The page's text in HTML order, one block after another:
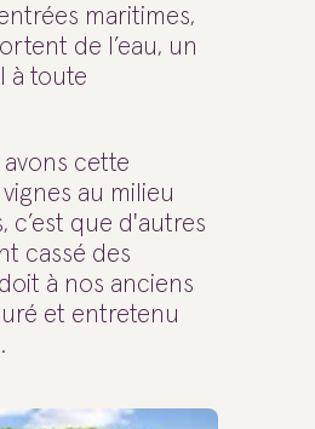
maritimes,
de l’eau, un
à toute
avons cette
au milieu
c’est que d'autres
cassé des
à nos anciens
et entretenu